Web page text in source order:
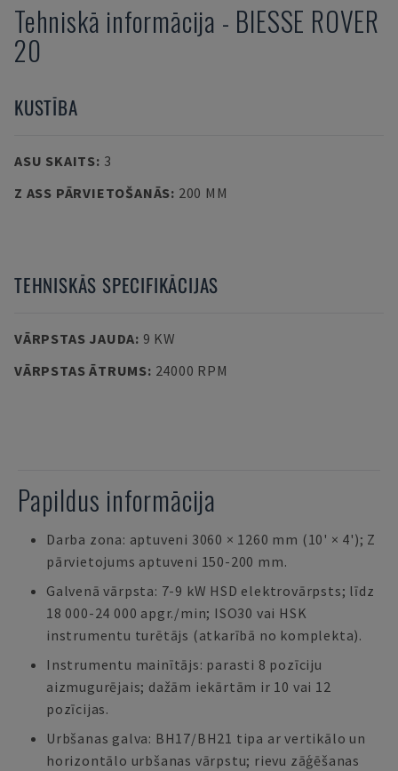
Tehniskā informācija - BIESSE ROVER
20
KUSTĪBA
ASU SKAITS: 3
Z ASS PĀRVIETOŠANĀS: 200 MM
TEHNISKĀS SPECIFIKĀCIJAS
VĀRPSTAS JAUDA: 9 KW
VĀRPSTAS ĀTRUMS: 24000 RPM
Papildus informācija
Darba zona: aptuveni 3060 × 1260 mm (10' × 4'); Z
pārvietojums aptuveni 150-200 mm.
Galvenā vārpsta: 7-9 kW HSD elektrovārpsts; līdz
18 000-24 000 apgr./min; ISO30 vai HSK
instrumentu turētājs (atkarībā no komplekta).
Instrumentu mainītājs: parasti 8 pozīciju
aizmugurējais; dažām iekārtām ir 10 vai 12
pozīcijas.
Urbšanas galva: BH17/BH21 tipa ar vertikālo un
horizontālo urbšanas vārpstu; rievu zāģēšanas